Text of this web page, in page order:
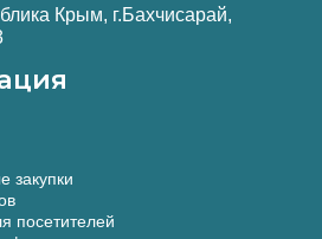
Крым, г.Бахчисарай,
закупки
посетителей